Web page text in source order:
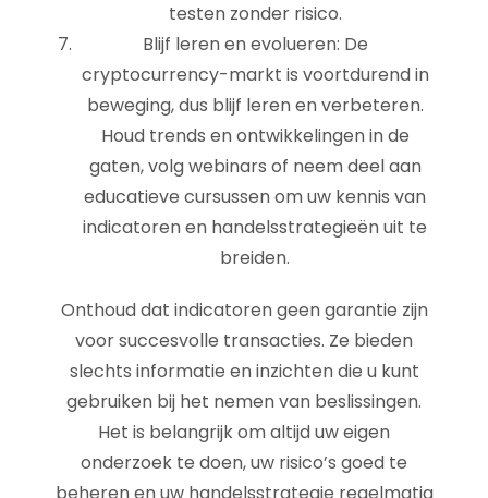
testen zonder risico.
Blijf leren en evolueren: De
cryptocurrency-markt is voortdurend in
beweging, dus blijf leren en verbeteren.
Houd trends en ontwikkelingen in de
gaten, volg webinars of neem deel aan
educatieve cursussen om uw kennis van
indicatoren en handelsstrategieën uit te
breiden.
Onthoud dat indicatoren geen garantie zijn
voor succesvolle transacties. Ze bieden
slechts informatie en inzichten die u kunt
gebruiken bij het nemen van beslissingen.
Het is belangrijk om altijd uw eigen
onderzoek te doen, uw risico’s goed te